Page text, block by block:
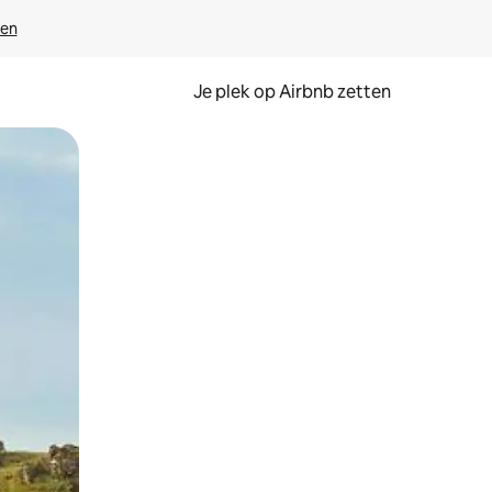
Je plek op Airbnb zetten
of swipen.